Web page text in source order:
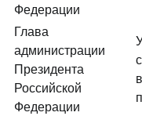
Федерации
Глава
администрации
Президента
Российской
Федерации